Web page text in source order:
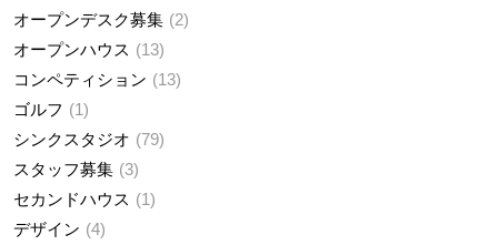
オープンデスク募集
2
オープンハウス
13
コンペティション
13
ゴルフ
1
シンクスタジオ
79
スタッフ募集 3
セカンドハウス
1
デザイン
4